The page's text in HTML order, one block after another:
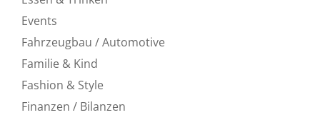
Events
Fahrzeugbau / Automotive
Familie & Kind
Fashion & Style
Finanzen / Bilanzen